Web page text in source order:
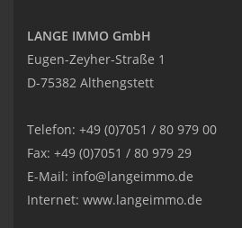
LANGE IMMO GmbH
Eugen-Zeyher-Straße 1
D-75382 Althengstett
Telefon: +49 (0)7051 / 80 979 00
Fax: +49 (0)7051 / 80 979 29
E-Mail: info@langeimmo.de
Internet: www.langeimmo.de